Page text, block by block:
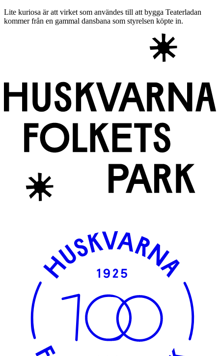
Lite kuriosa är att virket som användes till att bygga Teaterladan
kommer från en gammal dansbana som styrelsen köpte in.